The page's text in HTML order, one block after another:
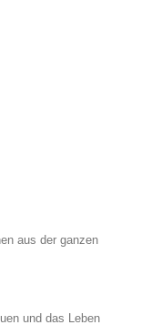
aus der ganzen
und das Leben